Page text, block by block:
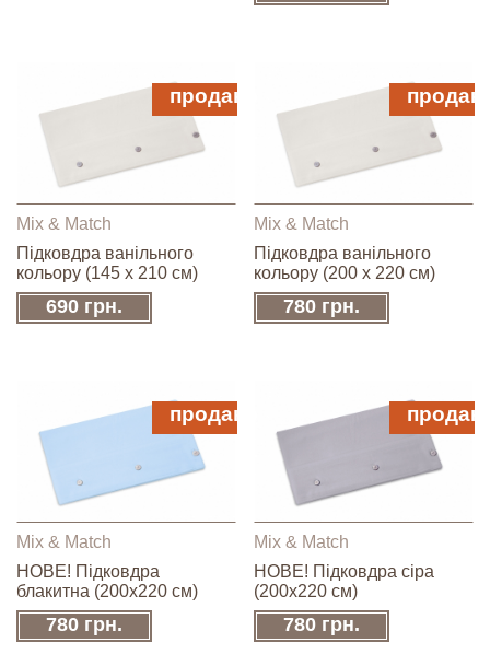
Mix & Match
Підковдра ванільного
кольору (145 х 210 см)
690 грн.
продано
Mix & Match
Підковдра ванільного
кольору (200 х 220 см)
780 грн.
Mix & Match
НОВЕ! Підковдра
блакитна (200х220 см)
780 грн.
продано
Mix & Match
НОВЕ! Підковдра сіра
(200х220 см)
780 грн.